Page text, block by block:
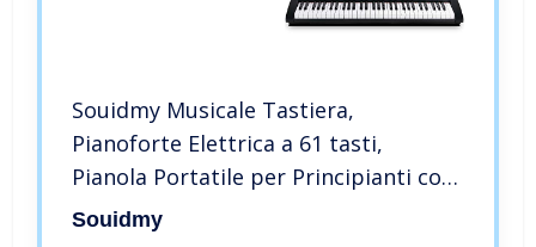
Souidmy Musicale Tastiera,
Pianoforte Elettrica a 61 tasti,
Pianola Portatile per Principianti con
Bluetooth, Casse Incorporate, Doppia
Souidmy